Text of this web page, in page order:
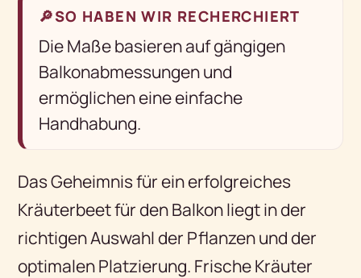
🔎SO HABEN WIR RECHERCHIERT
Die Maße basieren auf gängigen
Balkonabmessungen und
ermöglichen eine einfache
Handhabung.
Das Geheimnis für ein erfolgreiches
Kräuterbeet für den Balkon liegt in der
richtigen Auswahl der Pflanzen und der
optimalen Platzierung. Frische Kräuter